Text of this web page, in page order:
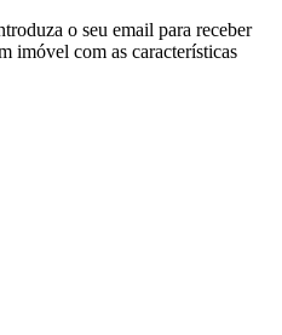
o seu email para receber
imóvel com as características